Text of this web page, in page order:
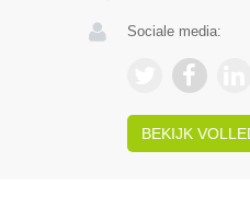
Sociale media:
BEKIJK